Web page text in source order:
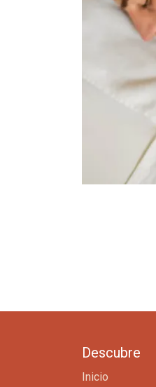
Descubre
Inicio